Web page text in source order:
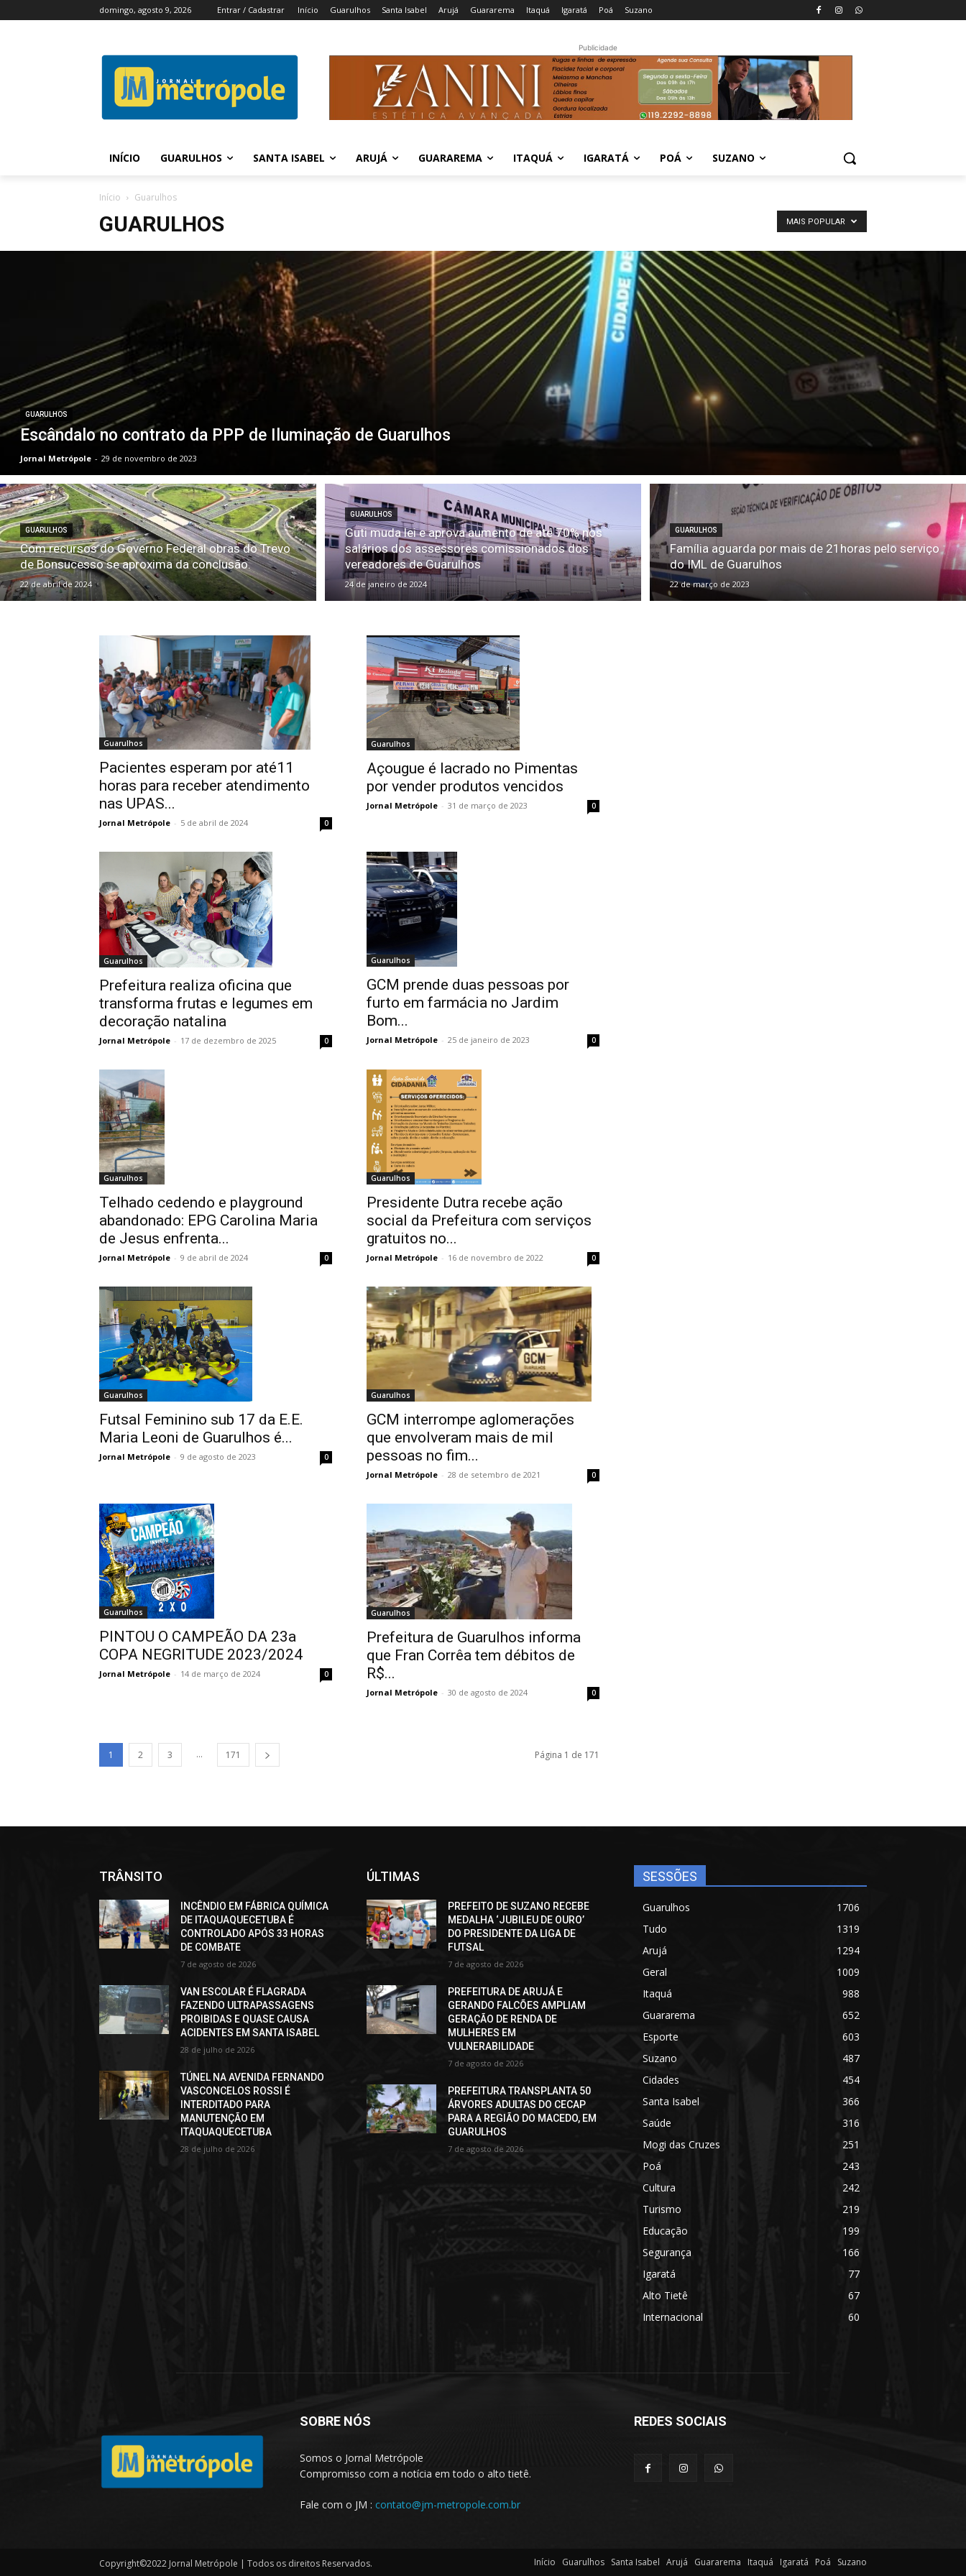
domingo, agosto 9, 2026 Entrar / Cadastrar Início Guarulhos Santa Isabel Arujá Guararema Itaquá Igaratá Poá Suzano
Publicidade
INÍCIO GUARULHOS SANTA ISABEL ARUJÁ GUARAREMA ITAQUÁ IGARATÁ POÁ SUZANO
Início Guarulhos
GUARULHOS MAIS POPULAR
GUARULHOS
Escândalo no contrato da PPP de Iluminação de Guarulhos
Jornal Metrópole - 29 de novembro de 2023
GUARULHOS
Com recursos do Governo Federal obras do Trevo
de Bonsucesso se aproxima da conclusão.
22 de abril de 2024
GUARULHOS
Guti muda lei e aprova aumento de até 70% nos
salários dos assessores comissionados dos
vereadores de Guarulhos
24 de janeiro de 2024
GUARULHOS
Família aguarda por mais de 21horas pelo serviço
do IML de Guarulhos
22 de março de 2023
Guarulhos
Pacientes esperam por até11
horas para receber atendimento
nas UPAS...
Jornal Metrópole - 5 de abril de 2024 0
Guarulhos
Açougue é lacrado no Pimentas
por vender produtos vencidos
Jornal Metrópole - 31 de março de 2023 0
Guarulhos
Prefeitura realiza oficina que
transforma frutas e legumes em
decoração natalina
Jornal Metrópole - 17 de dezembro de 2025 0
Guarulhos
GCM prende duas pessoas por
furto em farmácia no Jardim
Bom...
Jornal Metrópole - 25 de janeiro de 2023 0
Guarulhos
Telhado cedendo e playground
abandonado: EPG Carolina Maria
de Jesus enfrenta...
Jornal Metrópole - 9 de abril de 2024 0
Guarulhos
Presidente Dutra recebe ação
social da Prefeitura com serviços
gratuitos no...
Jornal Metrópole - 16 de novembro de 2022 0
Guarulhos
Futsal Feminino sub 17 da E.E.
Maria Leoni de Guarulhos é...
Jornal Metrópole - 9 de agosto de 2023 0
Guarulhos
GCM interrompe aglomerações
que envolveram mais de mil
pessoas no fim...
Jornal Metrópole - 28 de setembro de 2021 0
Guarulhos
PINTOU O CAMPEÃO DA 23a
COPA NEGRITUDE 2023/2024
Jornal Metrópole - 14 de março de 2024 0
Guarulhos
Prefeitura de Guarulhos informa
que Fran Corrêa tem débitos de
R$...
Jornal Metrópole - 30 de agosto de 2024 0
1 2 3 ... 171 Página 1 de 171
TRÂNSITO
INCÊNDIO EM FÁBRICA QUÍMICA
DE ITAQUAQUECETUBA É
CONTROLADO APÓS 33 HORAS
DE COMBATE
7 de agosto de 2026
VAN ESCOLAR É FLAGRADA
FAZENDO ULTRAPASSAGENS
PROIBIDAS E QUASE CAUSA
ACIDENTES EM SANTA ISABEL
28 de julho de 2026
TÚNEL NA AVENIDA FERNANDO
VASCONCELOS ROSSI É
INTERDITADO PARA
MANUTENÇÃO EM
ITAQUAQUECETUBA
28 de julho de 2026
ÚLTIMAS
PREFEITO DE SUZANO RECEBE
MEDALHA ‘JUBILEU DE OURO’
DO PRESIDENTE DA LIGA DE
FUTSAL
7 de agosto de 2026
PREFEITURA DE ARUJÁ E
GERANDO FALCÕES AMPLIAM
GERAÇÃO DE RENDA DE
MULHERES EM
VULNERABILIDADE
7 de agosto de 2026
PREFEITURA TRANSPLANTA 50
ÁRVORES ADULTAS DO CECAP
PARA A REGIÃO DO MACEDO, EM
GUARULHOS
7 de agosto de 2026
SESSÕES
Guarulhos
1706
Tudo
1319
Arujá
1294
Geral
1009
Itaquá
988
Guararema
652
Esporte
603
Suzano
487
Cidades
454
Santa Isabel
366
Saúde
316
Mogi das Cruzes
251
Poá
243
Cultura
242
Turismo
219
Educação
199
Segurança
166
Igaratá
77
Alto Tietê
67
Internacional
60
SOBRE NÓS
Somos o Jornal Metrópole
Compromisso com a notícia em todo o alto tietê.
Fale com o JM : contato@jm-metropole.com.br
REDES SOCIAIS
Copyright©2022 Jornal Metrópole | Todos os direitos Reservados. Início Guarulhos Santa Isabel Arujá Guararema Itaquá Igaratá Poá Suzano